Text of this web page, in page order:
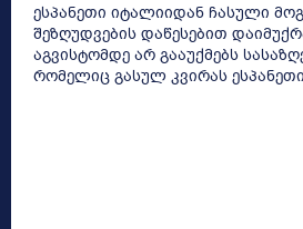
ესპანეთი იტალიიდან ჩასული
შეზღუდვების დაწესებით
აგვისტომდე არ გააუქმებს
რომელიც გასულ კვირას